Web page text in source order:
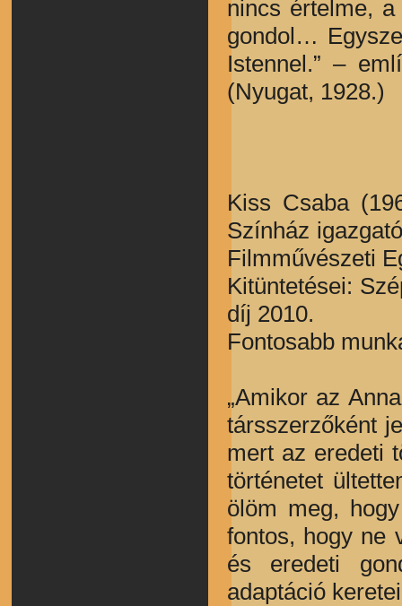
nincs értelme,
gondol…
Istennel.” –
(Nyugat, 1928.)
Kiss Csaba
Színház
Filmművészeti
Kitüntetései:
díj 2010.
Fontosabb
„Amikor az
társszerzőként
mert az eredeti
történetet
ölöm meg,
fontos, hogy ne
és eredeti
adaptáció